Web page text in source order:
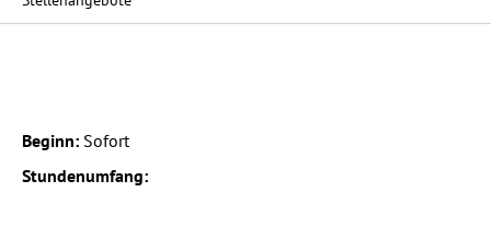
Beginn: Sofort
Stundenumfang: